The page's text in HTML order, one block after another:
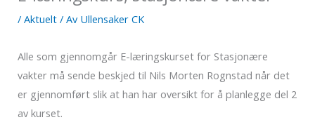
/ Aktuelt / Av Ullensaker CK
Alle som gjennomgår E-læringskurset for Stasjonære
vakter må sende beskjed til Nils Morten Rognstad når det
er gjennomført slik at han har oversikt for å planlegge del 2
av kurset.